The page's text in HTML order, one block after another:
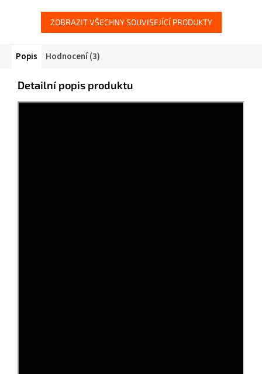
ZOBRAZIT VŠECHNY SOUVISEJÍCÍ PRODUKTY
Popis Hodnocení (3)
Detailní popis produktu